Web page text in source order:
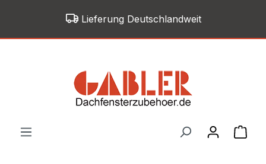
Zum Hauptinhalt springenLieferung Deutschlandweit